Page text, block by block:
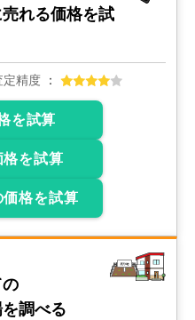
れる価格を試
定精度
を試算
格を試算
価格を試算
調べる